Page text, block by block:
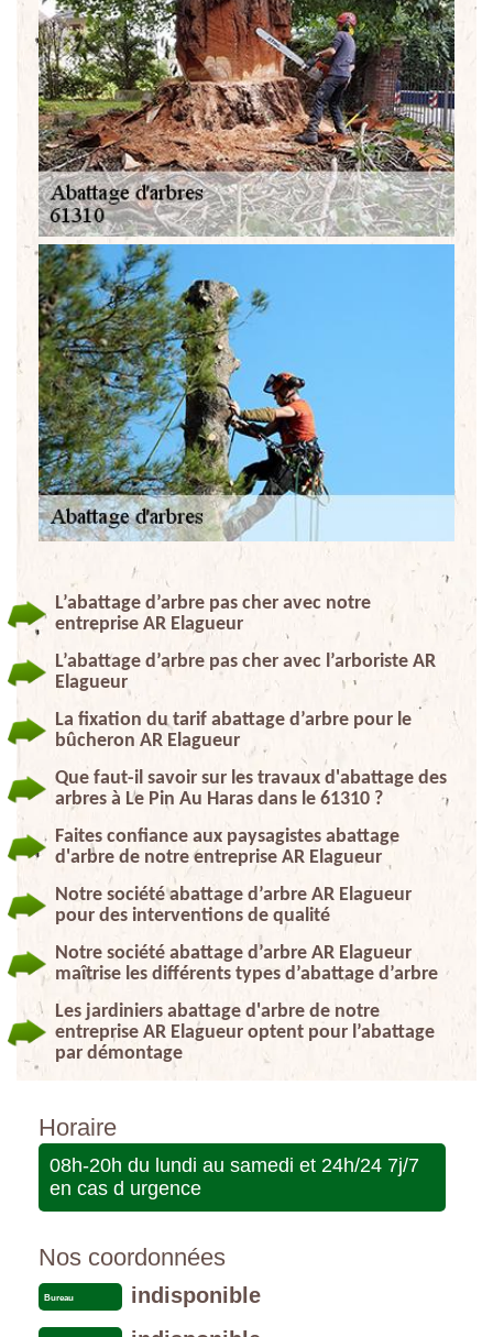
L’abattage d’arbre pas cher avec notre
entreprise AR Elagueur
L’abattage d’arbre pas cher avec l’arboriste AR
Elagueur
La fixation du tarif abattage d’arbre pour le
bûcheron AR Elagueur
Que faut-il savoir sur les travaux d'abattage des
arbres à Le Pin Au Haras dans le 61310 ?
Faites confiance aux paysagistes abattage
d'arbre de notre entreprise AR Elagueur
Notre société abattage d’arbre AR Elagueur
pour des interventions de qualité
Notre société abattage d’arbre AR Elagueur
maîtrise les différents types d’abattage d’arbre
Les jardiniers abattage d'arbre de notre
entreprise AR Elagueur optent pour l’abattage
par démontage
Horaire
08h-20h du lundi au samedi et 24h/24 7j/7
en cas d urgence
Nos coordonnées
Bureau indisponible